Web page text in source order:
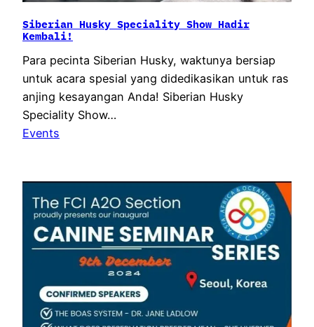
Siberian Husky Speciality Show Hadir
Kembali!
Para pecinta Siberian Husky, waktunya bersiap
untuk acara spesial yang didedikasikan untuk ras
anjing kesayangan Anda! Siberian Husky
Speciality Show…
Events